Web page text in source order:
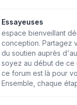
Essayeuses
espace bienveillant
conception. Partagez
du soutien auprès
soyez au début de ce
ce forum est là pour
Ensemble, chaque